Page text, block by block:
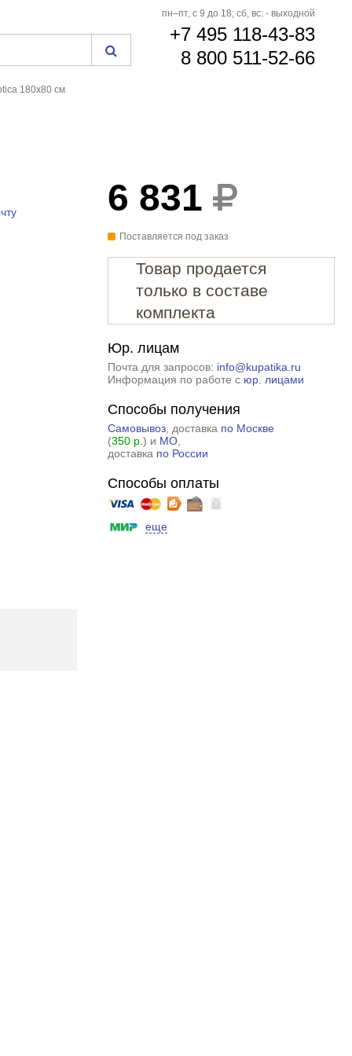
пн–пт, с 9 до 18; сб, вс: - выходной
+7 495 118-43-83
8 800 511-52-66
180x80 см
6 831
Поставляется под заказ
Товар продается
только в составе
комплекта
Юр. лицам
Почта для запросов: info@kupatika.ru
Информация по работе с юр. лицами
Способы получения
Самовывоз, доставка по Москве
(350 р. ) и МО,
доставка по России
Способы оплаты
еще